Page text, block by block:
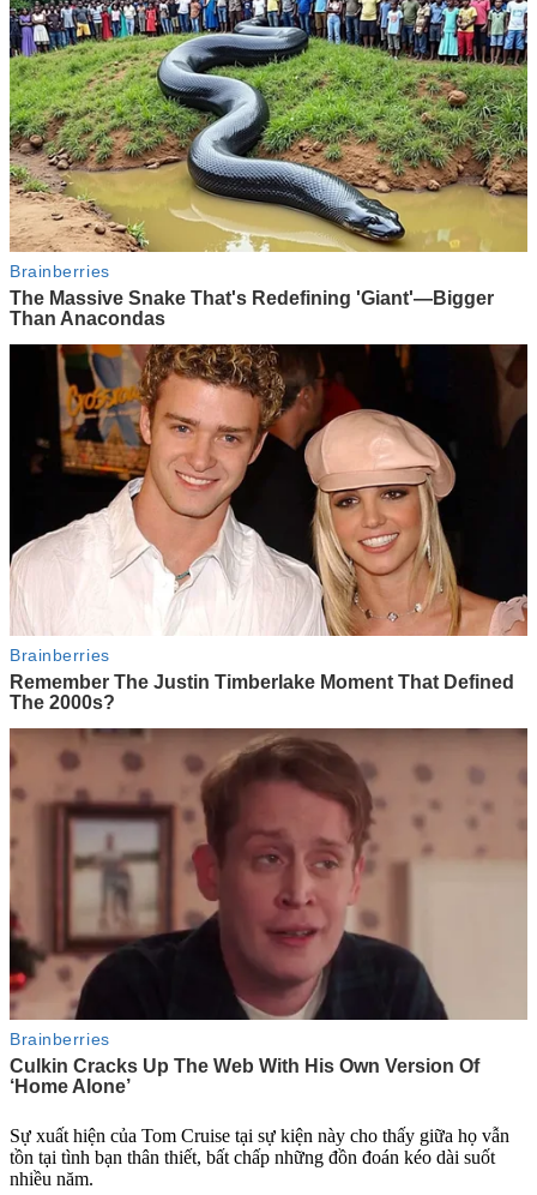
Sự xuất hiện của Tom Cruise tại sự kiện này cho thấy giữa họ vẫn
tồn tại tình bạn thân thiết, bất chấp những đồn đoán kéo dài suốt
nhiều năm.